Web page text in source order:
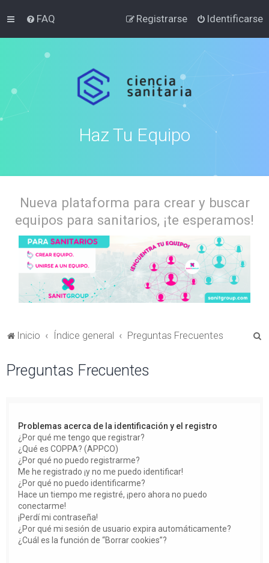
FAQ Identificarse
Registrarse
Haz Tu Equipo
Nueva plataforma para crear y buscar
equipos para sanitarios, ¡te esperamos!
Inicio Índice general Preguntas Frecuentes
Preguntas Frecuentes
Problemas acerca de la identificación y el registro
¿Por qué me tengo que registrar?
¿Qué es COPPA? (APPCO)
¿Por qué no puedo registrarme?
Me he registrado ¡y no me puedo identificar!
¿Por qué no puedo identificarme?
Hace un tiempo me registré, ¡pero ahora no puedo
conectarme!
¡Perdí mi contraseña!
¿Por qué mi sesión de usuario expira automáticamente?
¿Cuál es la función de “Borrar cookies”?